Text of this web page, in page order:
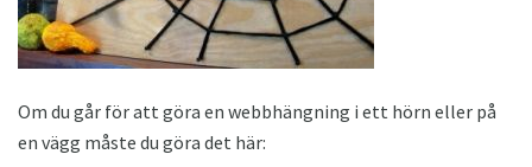
Om du går för att göra en webbhängning i ett hörn eller på
en vägg måste du göra det här: